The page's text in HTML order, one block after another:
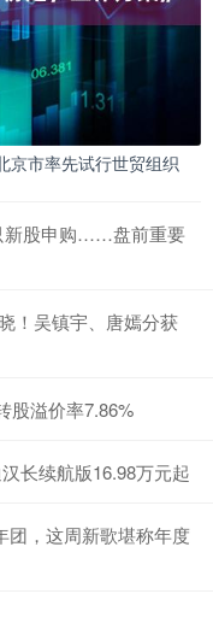
京市率先试行世贸组织
新股申购……盘前重要
！吴镇宇、唐嫣分获
股溢价率7.86%
长续航版16.98万元起
团，这周新歌堪称年度